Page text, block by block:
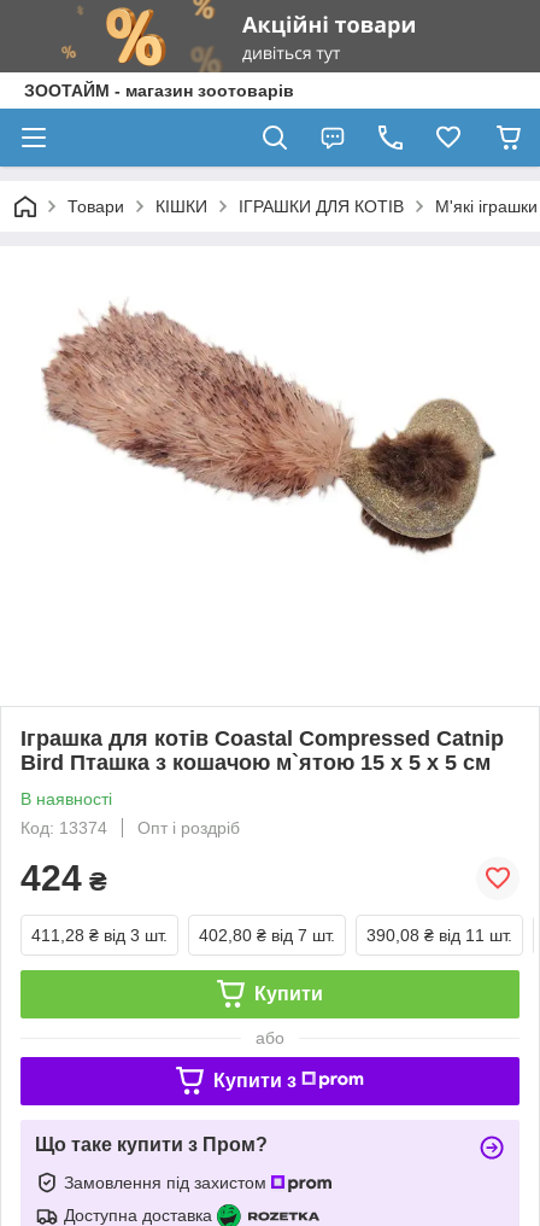
ЗООТАЙМ - магазин зоотоварів
Товари КІШКИ ІГРАШКИ ДЛЯ КОТІВ М'які іграшки
Іграшка для котів Coastal Compressed Catnip
Bird Пташка з кошачою м`ятою 15 х 5 х 5 см
В наявності
Код: 13374
Опт і роздріб
424 ₴
411,28 ₴ від 3 шт. 402,80 ₴ від 7 шт. 390,08 ₴ від 11 шт.
Купити
або
Купити з
Що таке купити з Пром?
Замовлення під захистом
Доступна доставка